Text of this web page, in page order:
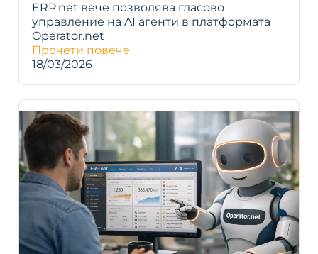
ERP.net вече позволява гласово
управление на AI агенти в платформата
Operator.net
Прочети повече
18/03/2026